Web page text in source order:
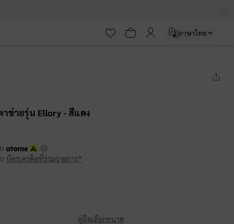
ภาษาไทย
ข่ายรุ่น Ellory - สีแดง
บัตรเครดิตที่ร่วมรายการ*
คู่มือเลือกขนาด